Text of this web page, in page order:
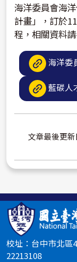
海洋委員會海
計畫」，訂於
程，相關資料
海洋委
藍碳人
文章最後更
校址：台中市北區
22213108